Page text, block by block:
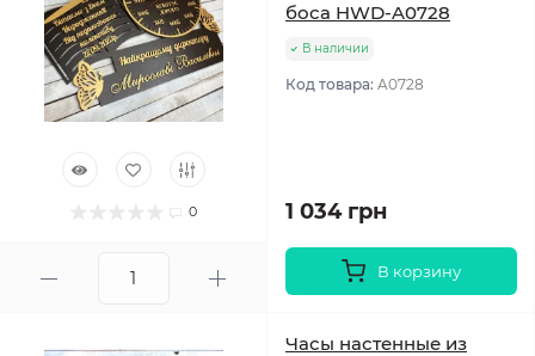
0
боса HWD-A0728
В наличии
Код товара: A0728
1 034 грн
В корзину
Часы настенные из